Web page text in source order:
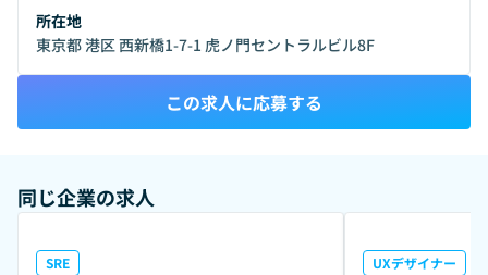
padding-box padding-box rgba(0, 0, 0, 0.1); margin: 0px;
padding: 0px; border-radius: 6px; box-shadow: rgba(0, 0,
0, 0.2) 0px 5px 40px; width: 100%; height: auto; aspect-
所在地
東京都 港区 西新橋1-7-1 虎ノ門セントラルビル8F
この求人に応募する
同じ企業の求人
SRE UXデザイナー